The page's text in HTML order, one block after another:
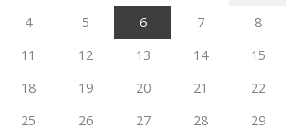
4 5 6 7
8
11 12 13 14
15
18 19 20 21
22
25 26 27 28
29